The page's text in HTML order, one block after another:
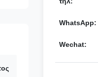
WhatsApp:
Wechat: